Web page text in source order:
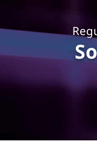
e
g
i